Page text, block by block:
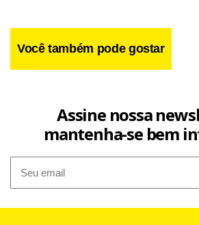
O adversário sai do confronto entre
Nova, que fazem a segunda partida
nesta quinta-feira. No primeiro jogo o
Você também pode gostar
Assine nossa
mantenha-se bem